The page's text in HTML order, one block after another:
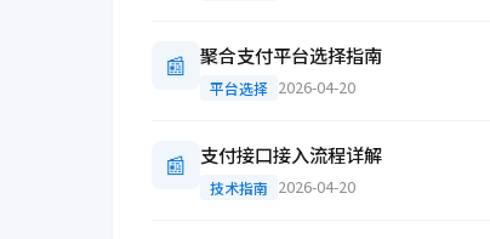
📰 聚合支付平台选择指南
平台选择 2026-04-20
📰 支付接口接入流程详解
技术指南 2026-04-20